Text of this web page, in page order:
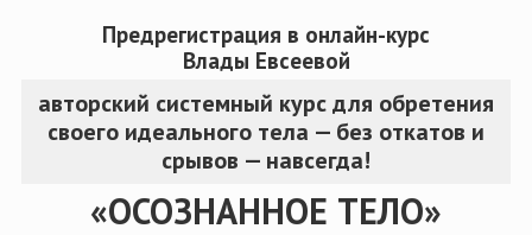
Предрегистрация в онлайн-курс
Влады Евсеевой
авторский системный курс для обретения
своего идеального тела — без откатов и
срывов — навсегда!
«ОСОЗНАННОЕ ТЕЛО»